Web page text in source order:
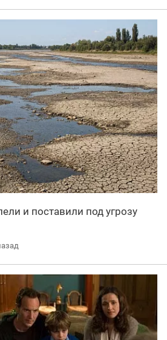
и поставили под угрозу